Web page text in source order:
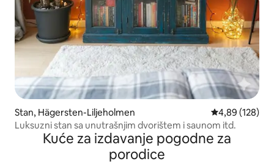
Stan, Hägersten-Liljeholmen Prosečna
4,89 (128)
Luksuzni stan sa unutrašnjim dvorištem i saunom itd.
Kuće za izdavanje pogodne za
porodice